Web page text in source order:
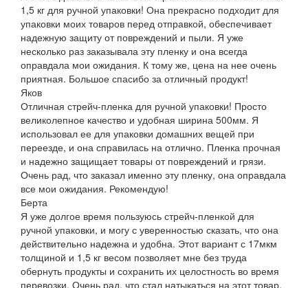
1,5 кг для ручной упаковки! Она прекрасно подходит для
упаковки моих товаров перед отправкой, обеспечивает
надежную защиту от повреждений и пыли. Я уже
несколько раз заказывала эту пленку и она всегда
оправдала мои ожидания. К тому же, цена на нее очень
приятная. Большое спасибо за отличный продукт!
Яков
Отличная стрейч-пленка для ручной упаковки! Просто
великолепное качество и удобная ширина 500мм. Я
использовал ее для упаковки домашних вещей при
переезде, и она справилась на отлично. Пленка прочная
и надежно защищает товары от повреждений и грязи.
Очень рад, что заказал именно эту пленку, она оправдала
все мои ожидания. Рекомендую!
Берта
Я уже долгое время пользуюсь стрейч-пленкой для
ручной упаковки, и могу с уверенностью сказать, что она
действительно надежна и удобна. Этот вариант с 17мкм
толщиной и 1,5 кг весом позволяет мне без труда
обернуть продукты и сохранить их целостность во время
перевозки. Очень рад, что стал натыкаться на этот товар,